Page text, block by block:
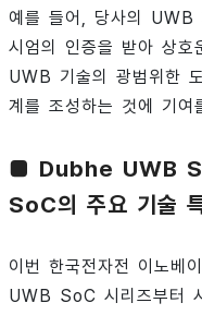
예를 들어, 당사의
시엄의 인증을 받아 상
UWB 기술의 광범위한
계를 조성하는 것에 기여
■ Dubhe UWB
SoC의 주요 기술
이번 한국전자전 이노베
UWB SoC 시리즈부터